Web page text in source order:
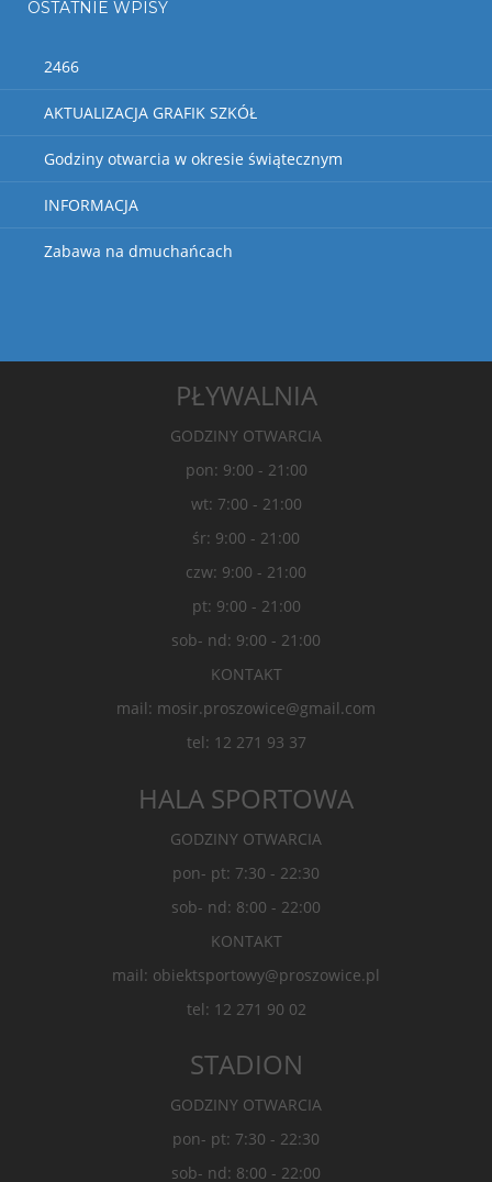
OSTATNIE WPISY
2466
AKTUALIZACJA GRAFIK SZKÓŁ
Godziny otwarcia w okresie świątecznym
INFORMACJA
Zabawa na dmuchańcach
PŁYWALNIA
GODZINY OTWARCIA
pon: 9:00 - 21:00
wt: 7:00 - 21:00
śr: 9:00 - 21:00
czw: 9:00 - 21:00
pt: 9:00 - 21:00
sob- nd: 9:00 - 21:00
KONTAKT
mail: mosir.proszowice@gmail.com
tel: 12 271 93 37
HALA SPORTOWA
GODZINY OTWARCIA
pon- pt: 7:30 - 22:30
sob- nd: 8:00 - 22:00
KONTAKT
mail: obiektsportowy@proszowice.pl
tel: 12 271 90 02
STADION
GODZINY OTWARCIA
pon- pt: 7:30 - 22:30
sob- nd: 8:00 - 22:00